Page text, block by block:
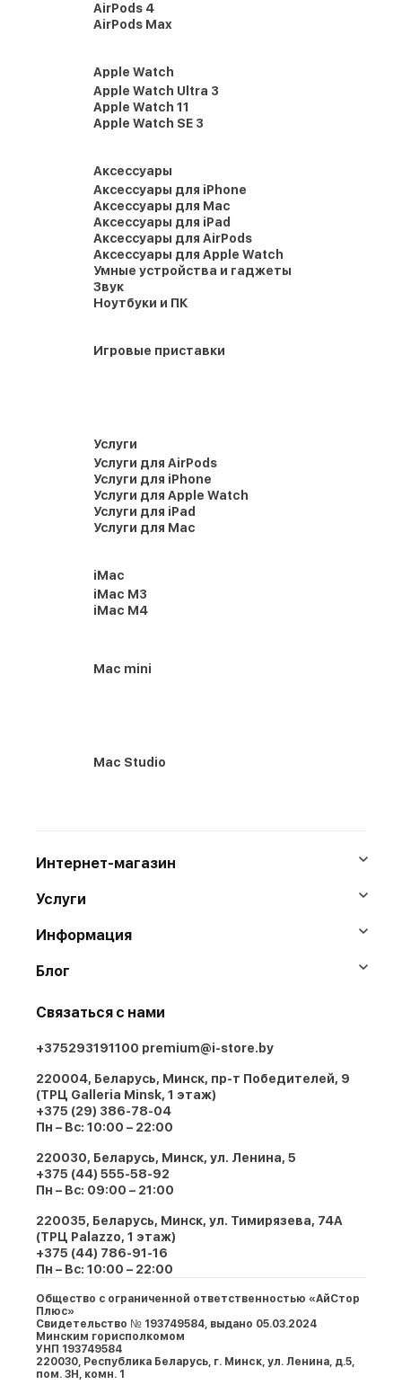
AirPods 4
AirPods Max
Apple Watch
Apple Watch Ultra 3
Apple Watch 11
Apple Watch SE 3
Аксессуары
Аксессуары для iPhone
Аксессуары для Mac
Аксессуары для iPad
Аксессуары для AirPods
Аксессуары для Apple Watch
Умные устройства и гаджеты
Звук
Ноутбуки и ПК
Игровые приставки
Услуги
Услуги для AirPods
Услуги для iPhone
Услуги для Apple Watch
Услуги для iPad
Услуги для Mac
iMac
iMac M3
iMac M4
Mac mini
Mac Studio
Интернет-магазин
Услуги
Информация
Блог
Связаться с нами
+375293191100 premium@i-store.by
220004, Беларусь, Минск, пр-т Победителей, 9
(ТРЦ Galleria Minsk, 1 этаж)
+375 (29) 386-78-04
Пн – Вс: 10:00 – 22:00
220030, Беларусь, Минск, ул. Ленина, 5
+375 (44) 555-58-92
Пн – Вс: 09:00 – 21:00
220035, Беларусь, Минск, ул. Тимирязева, 74A
(ТРЦ Palazzo, 1 этаж)
+375 (44) 786-91-16
Пн – Вс: 10:00 – 22:00
Общество с ограниченной ответственностью «АйСтор
Плюс»
Свидетельство № 193749584, выдано 05.03.2024
Минским горисполкомом
УНП 193749584
220030, Республика Беларусь, г. Минcк, ул. Ленина, д.5,
пом. 3Н, комн. 1